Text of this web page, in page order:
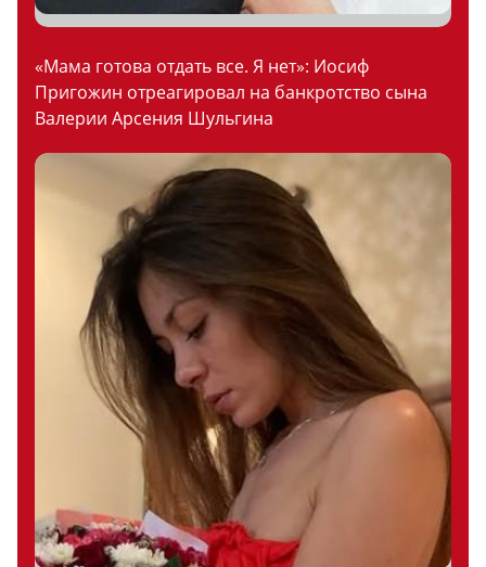
«Мама готова отдать все. Я нет»: Иосиф
Пригожин отреагировал на банкротство сына
Валерии Арсения Шульгина